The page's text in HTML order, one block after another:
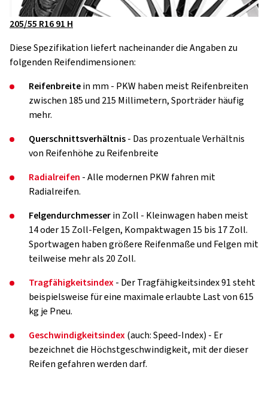
205/55 R16 91 H
Diese Spezifikation liefert nacheinander die Angaben zu
folgenden Reifendimensionen:
Reifenbreitein mm - PKW haben meist Reifenbreiten
zwischen 185 und 215 Millimetern, Sporträder häufig
mehr.
Querschnittsverhältnis- Das prozentuale Verhältnis
von Reifenhöhe zu Reifenbreite
Radialreifen - Alle modernen PKW fahren mit
Radialreifen.
Felgendurchmesserin Zoll - Kleinwagen haben meist
14 oder 15 Zoll-Felgen, Kompaktwagen 15 bis 17 Zoll.
Sportwagen haben größere Reifenmaße und Felgen mit
teilweise mehr als 20 Zoll.
Tragfähigkeitsindex- Der Tragfähigkeitsindex 91 steht
beispielsweise für eine maximale erlaubte Last von 615
kg je Pneu.
Geschwindigkeitsindex(auch: Speed-Index) - Er
bezeichnet die Höchstgeschwindigkeit, mit der dieser
Reifen gefahren werden darf.